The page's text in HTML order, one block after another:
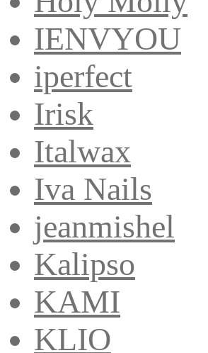
IENVYOU
iperfect
Irisk
Italwax
Iva Nails
jeanmishel
Kalipso
KAMI
KLIO